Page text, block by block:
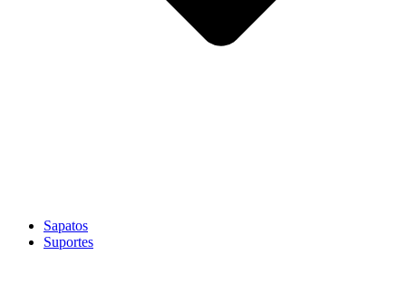
Sapatos
Suportes